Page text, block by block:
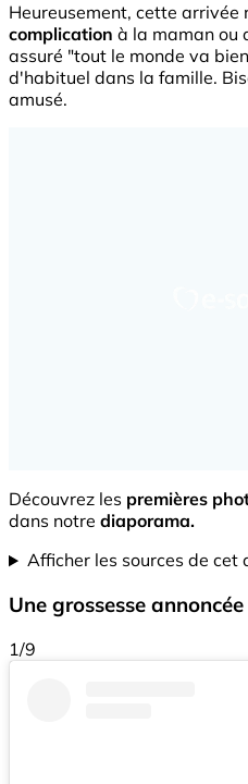
Heureusement, cette arrivée
complication à la maman ou
assuré "tout le monde va
d'habituel dans la famille.
amusé.
Découvrez les premières
dans notre diaporama.
Afficher les sources de cet
Une grossesse
1/9